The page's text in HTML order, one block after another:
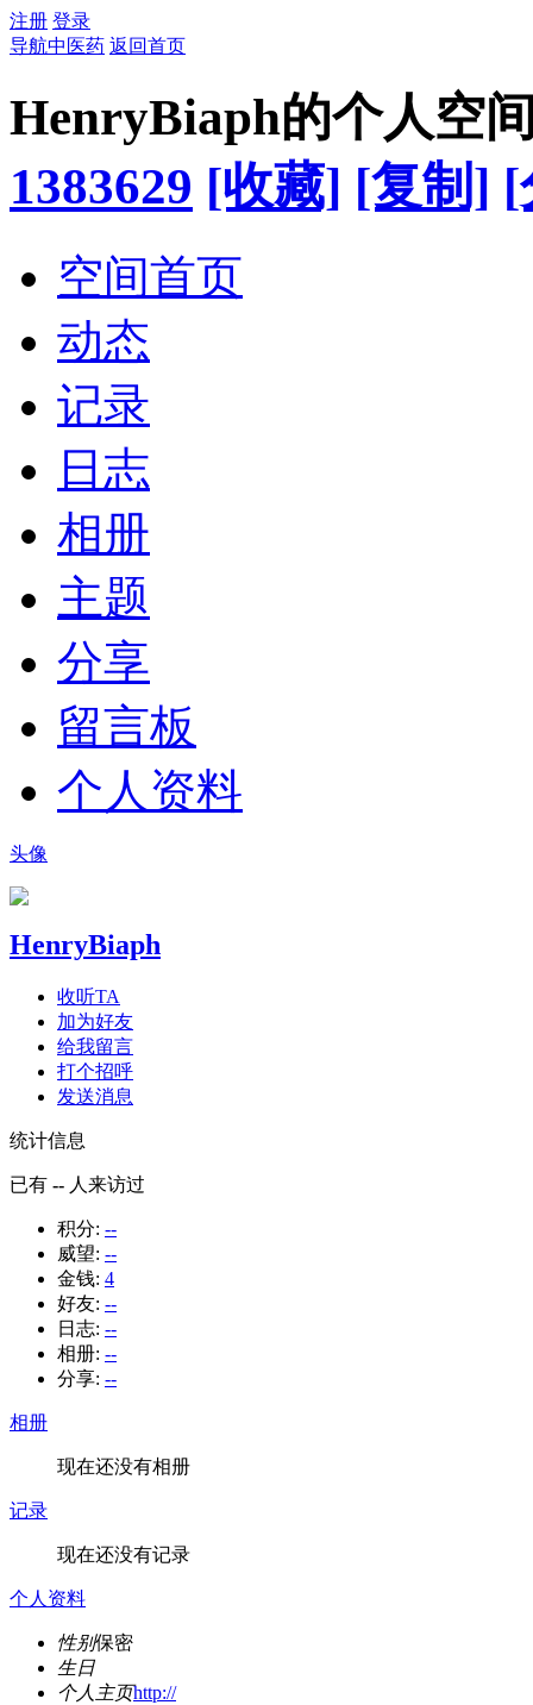
注册 登录
导航中医药 返回首页
HenryBiaph的个人空
1383629 [收藏] [复制] [
空间首页
动态
记录
日志
相册
主题
分享
留言板
个人资料
头像
HenryBiaph
收听TA
加为好友
给我留言
打个招呼
发送消息
统计信息
已有 -- 人来访过
积分: --
威望: --
金钱: 4
好友: --
日志: --
相册: --
分享: --
相册
现在还没有相册
记录
现在还没有记录
个人资料
性别保密
生日
个人主页http://